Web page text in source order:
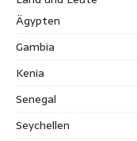
Ägypten
Gambia
Kenia
Senegal
Seychellen